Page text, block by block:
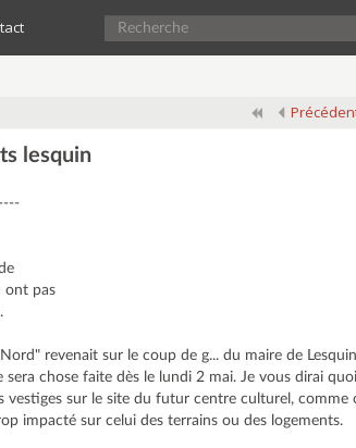
lesquin
ont pas
revenait sur le coup de g... du maire de
chose faite dès le lundi 2 mai. Je vous dirai
vestiges sur le site du futur centre culturel, comme
impacté sur celui des terrains ou des logements.